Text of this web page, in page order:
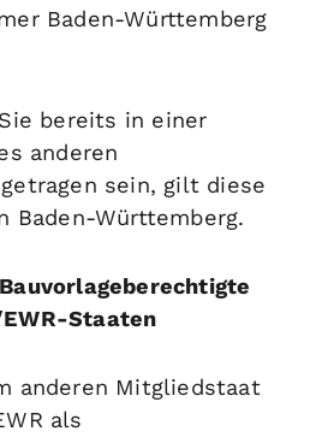
Baden-Württemberg
bereits in einer
anderen
sein, gilt diese
Baden-Württemberg.
Staaten
anderen Mitgliedstaat
als